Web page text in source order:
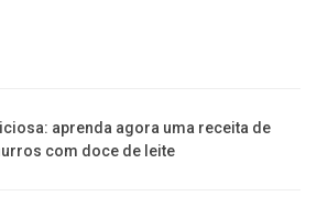
aprenda agora uma receita de
com doce de leite